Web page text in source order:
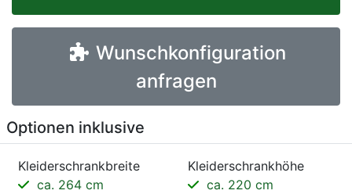
Wunschkonfiguration
anfragen
Optionen inklusive
Kleiderschrankbreite
ca. 264 cm
Kleiderschrankhöhe
ca. 220 cm